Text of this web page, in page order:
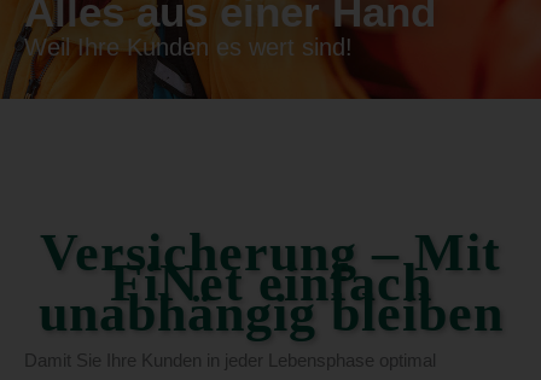
Alles aus einer Hand
Weil Ihre Kunden es wert sind!
Versicherung – Mit
FiNet einfach
unabhängig bleiben
Damit Sie Ihre Kunden in jeder Lebensphase optimal